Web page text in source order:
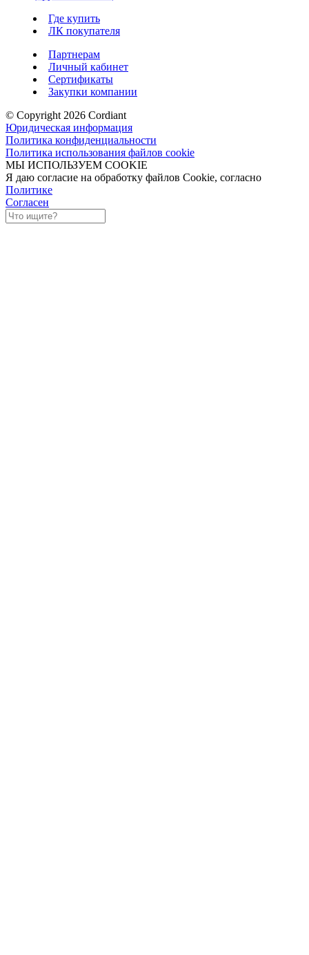
Где купить
ЛК покупателя
Партнерам
Личный кабинет
Сертификаты
Закупки компании
© Copyright 2026 Cordiant
Юридическая информация
Политика конфиденциальности
Политика использования файлов cookie
МЫ ИСПОЛЬЗУЕМ COOKIE
Я даю согласие на обработку файлов Cookie, согласно
Политике
Согласен